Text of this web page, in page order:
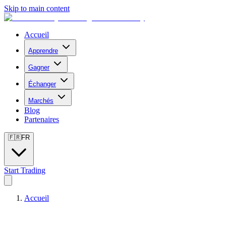
Skip to main content
Accueil
Apprendre
Gagner
Échanger
Marchés
Blog
Partenaires
🇫🇷FR
Start Trading
Accueil